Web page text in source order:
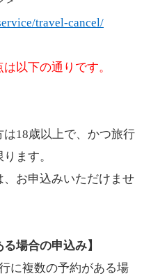
travel-cancel/
以下の通りです。
18歳以上で、かつ旅行
ます。
、お申込みいただけませ
場合の申込み】
に複数の予約がある場